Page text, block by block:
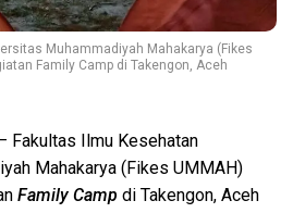
Muhammadiyah Mahakarya (Fikes
Family Camp di Takengon, Aceh
Fakultas Ilmu Kesehatan
Mahakarya (Fikes UMMAH)
Family Camp di Takengon, Aceh